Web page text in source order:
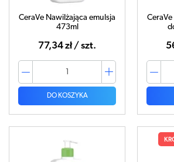
CeraVe Nawilżająca emulsja
473ml
77,34 zł / szt.
DO KOSZYKA